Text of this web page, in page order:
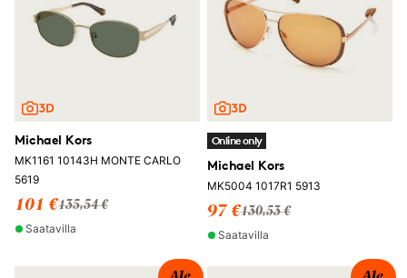
Michael Kors
MK1161 10143H MONTE CARLO
5619
101 €135,54 €
Saatavilla
Online only
Michael Kors
MK5004 1017R1 5913
97 €130,53 €
Saatavilla